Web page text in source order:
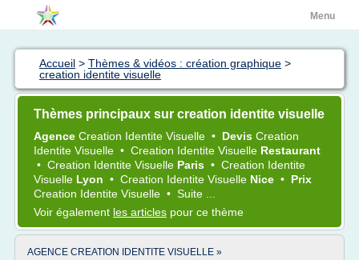
Menu
Accueil > Thèmes & vidéos : création graphique >
creation identite visuelle
Thèmes principaux sur creation identite visuelle
Agence Creation Identite Visuelle • Devis Creation
Identite Visuelle • Creation Identite Visuelle Restaurant
• Creation Identite Visuelle Paris • Creation Identite
Visuelle Lyon • Creation Identite Visuelle Nice • Prix
Creation Identite Visuelle • Suite ...
Voir également les articles pour ce thème
AGENCE CREATION IDENTITE VISUELLE »